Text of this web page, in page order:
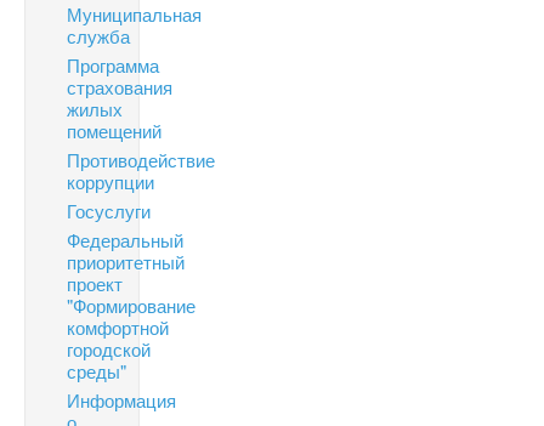
Муниципальная
служба
Программа
страхования
жилых
помещений
Противодействие
коррупции
Госуслуги
Федеральный
приоритетный
проект
"Формирование
комфортной
городской
среды"
Информация